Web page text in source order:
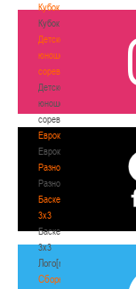
Кубок
Кубок
Детско-
юношеские
соревнования
Детско-
юношеские
соревнования
Еврокубки
Еврокубки
Разное
Разное
Баскетбол
3х3
Баскетбол
3х3
Лого[modid=121]
Сборные